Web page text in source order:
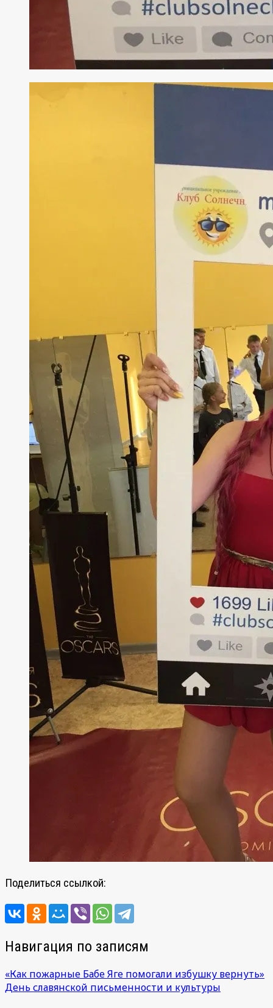
Поделиться ссылкой:
Навигация по записям
«Как пожарные Бабе Яге помогали избушку вернуть»
День славянской письменности и культуры